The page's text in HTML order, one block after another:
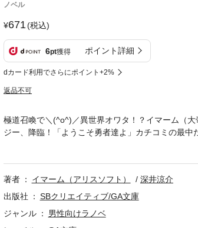
ノベル
671(税込)
6pt獲得 ポイント詳細
dカード利用でさらにポイント+2%
返品不可
極道召喚で＼(^o^)／異世界オワタ！？イマーム（
ジー、降臨！「ようこそ勇者達よ」カチコミの最中
と召喚されてしまう。「てめぇの仕業かぁぁぁぁ
躙される民衆を救い、人々を鼓舞して闘争心を与え
譚。ここに開幕！ ※電子版は紙書籍版と一部異な
著者 イマーム（アリスソフト）
深井涼介
出版社
SBクリエイティブ/GA文庫
ジャンル
男性向けラノベ